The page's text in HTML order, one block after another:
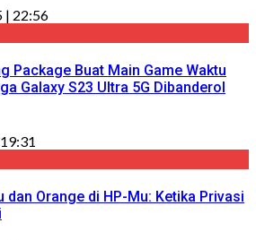
| 22:56
Package Buat Main Game Waktu
Galaxy S23 Ultra 5G Dibanderol
dan Orange di HP-Mu: Ketika Privasi